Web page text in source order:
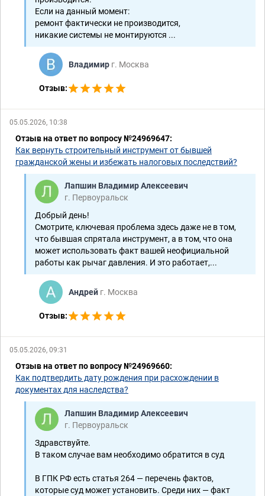
Если на данный момент:
ремонт фактически не производится,
никакие системы не монтируются ...
Владимир г. Москва
Отзыв:
05.05.2026, 10:38
Отзыв на ответ по вопросу №24969647:
Как вернуть строительный инструмент от бывшей
гражданской жены и избежать налоговых последствий?
Лапшин Владимир Алексеевич
г. Первоуральск
Добрый день!
Смотрите, ключевая проблема здесь даже не в том,
что бывшая спрятала инструмент, а в том, что она
может использовать факт вашей неофициальной
работы как рычаг давления. И это работает,...
Андрей г. Москва
Отзыв:
05.05.2026, 09:31
Отзыв на ответ по вопросу №24969660:
Как подтвердить дату рождения при расхождении в
документах для наследства?
Лапшин Владимир Алексеевич
г. Первоуральск
Здравствуйте.
В таком случае вам необходимо обратится в суд
В ГПК РФ есть статья 264 — перечень фактов,
которые суд может установить. Среди них — факт